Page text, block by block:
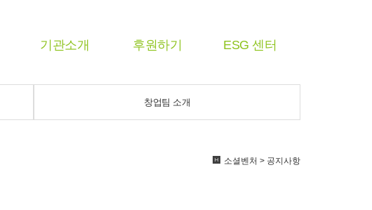
기관소개 후원하기 ESG 센터
창업팀 소개
소셜벤처 > 공지사항